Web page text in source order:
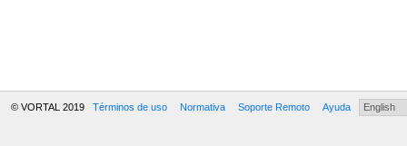
© VORTAL 2019 Términos de uso Normativa Soporte Remoto Ayuda